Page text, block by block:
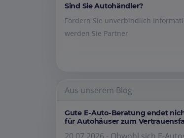
Sind Sie Autohändler?
Fordern Sie unverbindlich
werden Sie Partner
Aus unserem Blog
Gute E-Auto-Beratung endet
für Autohäuser zum